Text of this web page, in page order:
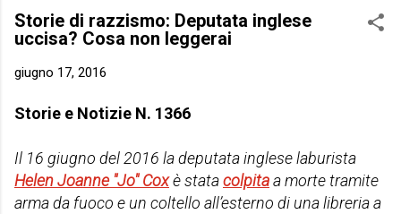
Storie di razzismo: Deputata inglese
uccisa? Cosa non leggerai
giugno 17, 2016
Storie e Notizie N. 1366
Il 16 giugno del 2016 la deputata inglese laburista
Helen Joanne "Jo" Coxè statacolpitaa morte tramite
arma da fuoco e un coltello all’esterno di una libreria a